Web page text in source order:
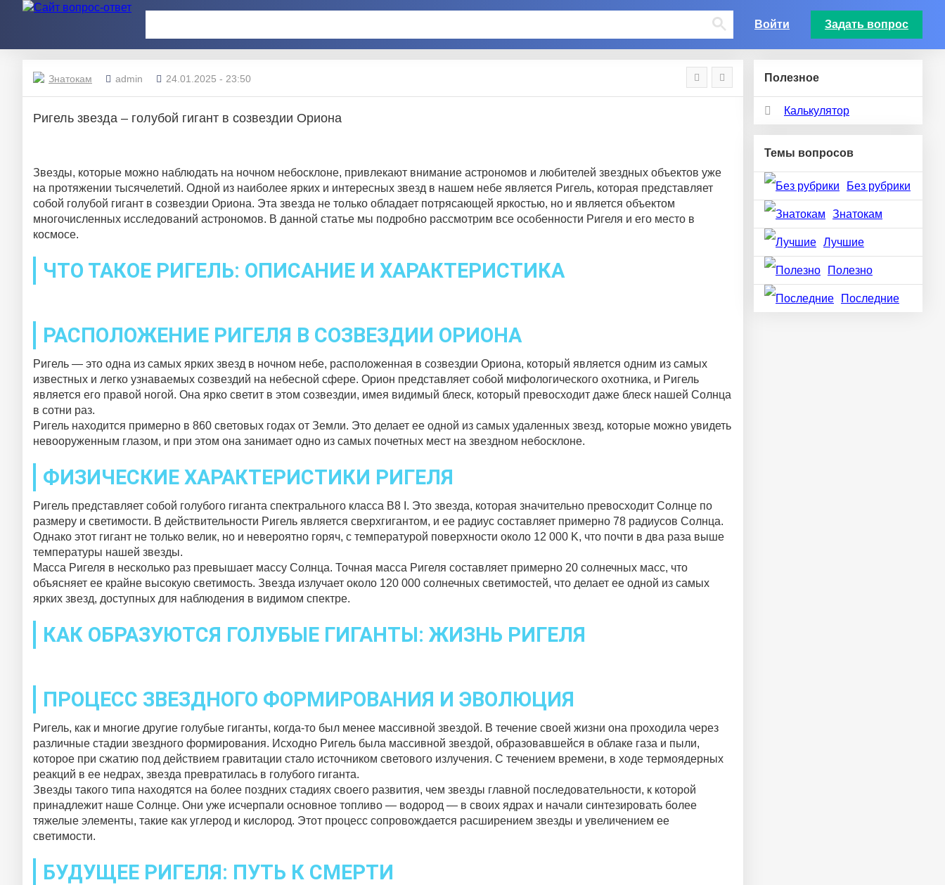
Войти Задать вопрос
Полезное
Калькулятор
Темы вопросов
Без рубрики
Знатокам
Лучшие
Полезно
Последние
Знатокам admin 24.01.2025 - 23:50
Ригель звезда – голубой гигант в созвездии Ориона
Звезды, которые можно наблюдать на ночном небосклоне, привлекают внимание астрономов и любителей звездных объектов уже
на протяжении тысячелетий. Одной из наиболее ярких и интересных звезд в нашем небе является Ригель, которая представляет
собой голубой гигант в созвездии Ориона. Эта звезда не только обладает потрясающей яркостью, но и является объектом
многочисленных исследований астрономов. В данной статье мы подробно рассмотрим все особенности Ригеля и его место в
космосе.
ЧТО ТАКОЕ РИГЕЛЬ: ОПИСАНИЕ И ХАРАКТЕРИСТИКА
РАСПОЛОЖЕНИЕ РИГЕЛЯ В СОЗВЕЗДИИ ОРИОНА
Ригель — это одна из самых ярких звезд в ночном небе, расположенная в созвездии Ориона, который является одним из самых
известных и легко узнаваемых созвездий на небесной сфере. Орион представляет собой мифологического охотника, и Ригель
является его правой ногой. Она ярко светит в этом созвездии, имея видимый блеск, который превосходит даже блеск нашей Солнца
в сотни раз.
Ригель находится примерно в 860 световых годах от Земли. Это делает ее одной из самых удаленных звезд, которые можно увидеть
невооруженным глазом, и при этом она занимает одно из самых почетных мест на звездном небосклоне.
ФИЗИЧЕСКИЕ ХАРАКТЕРИСТИКИ РИГЕЛЯ
Ригель представляет собой голубого гиганта спектрального класса B8 I. Это звезда, которая значительно превосходит Солнце по
размеру и светимости. В действительности Ригель является сверхгигантом, и ее радиус составляет примерно 78 радиусов Солнца.
Однако этот гигант не только велик, но и невероятно горяч, с температурой поверхности около 12 000 K, что почти в два раза выше
температуры нашей звезды.
Масса Ригеля в несколько раз превышает массу Солнца. Точная масса Ригеля составляет примерно 20 солнечных масс, что
объясняет ее крайне высокую светимость. Звезда излучает около 120 000 солнечных светимостей, что делает ее одной из самых
ярких звезд, доступных для наблюдения в видимом спектре.
КАК ОБРАЗУЮТСЯ ГОЛУБЫЕ ГИГАНТЫ: ЖИЗНЬ РИГЕЛЯ
ПРОЦЕСС ЗВЕЗДНОГО ФОРМИРОВАНИЯ И ЭВОЛЮЦИЯ
Ригель, как и многие другие голубые гиганты, когда-то был менее массивной звездой. В течение своей жизни она проходила через
различные стадии звездного формирования. Исходно Ригель была массивной звездой, образовавшейся в облаке газа и пыли,
которое при сжатию под действием гравитации стало источником светового излучения. С течением времени, в ходе термоядерных
реакций в ее недрах, звезда превратилась в голубого гиганта.
Звезды такого типа находятся на более поздних стадиях своего развития, чем звезды главной последовательности, к которой
принадлежит наше Солнце. Они уже исчерпали основное топливо — водород — в своих ядрах и начали синтезировать более
тяжелые элементы, такие как углерод и кислород. Этот процесс сопровождается расширением звезды и увеличением ее
светимости.
БУДУЩЕЕ РИГЕЛЯ: ПУТЬ К СМЕРТИ